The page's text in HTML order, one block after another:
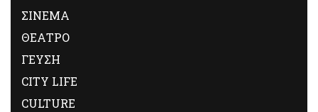
ΣΙΝΕΜΑ
ΘΕΑΤΡΟ
ΓΕΥΣΗ
CITY LIFE
CULTURE